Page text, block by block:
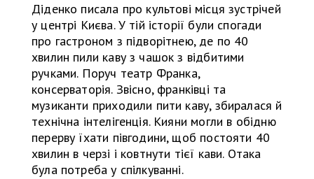
Діденко писала про культові місця зустрічей
у центрі Києва. У тій історії були спогади
про гастроном з підворітнею, де по 40
хвилин пили каву з чашок з відбитими
ручками. Поруч театр Франка,
консерваторія. Звісно, франківці та
музиканти приходили пити каву, збиралася й
технічна інтелігенція. Кияни могли в обідню
перерву їхати півгодини, щоб постояти 40
хвилин в черзі і ковтнути тієї кави. Отака
була потреба у спілкуванні.